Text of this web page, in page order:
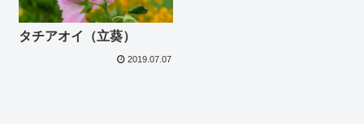
タチアオイ（立葵）
2019.07.07